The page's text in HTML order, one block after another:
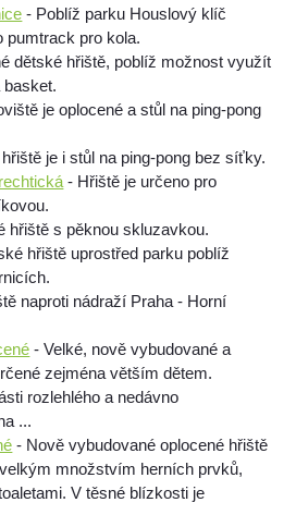
- Poblíž parku Houslový klíč
pumtrack pro kola.
dětské hřiště, poblíž možnost využít
basket.
je oplocené a stůl na ping-pong
je i stůl na ping-pong bez síťky.
- Hřiště je určeno pro
hřiště s pěknou skluzavkou.
hřiště uprostřed parku poblíž
naproti nádraží Praha - Horní
- Velké, nově vybudované a
zejména větším dětem.
rozlehlého a nedávno
...
- Nově vybudované oplocené hřiště
množstvím herních prvků,
V těsné blízkosti je